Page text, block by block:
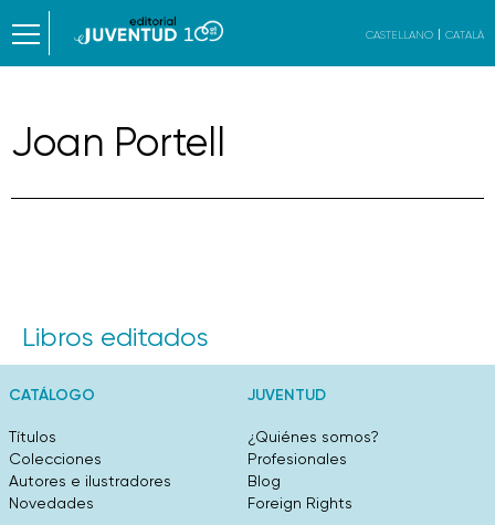
CASTELLANO CATALÀ
Joan Portell
Libros editados
CATÁLOGO
Títulos
Colecciones
Autores e ilustradores
Novedades
JUVENTUD
¿Quiénes somos?
Profesionales
Blog
Foreign Rights